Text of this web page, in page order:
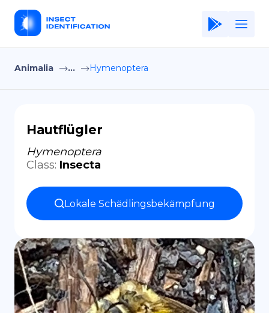
Home
Terms of Use
Privacy Policy
EN
FR
ES
Animalia ... Hymenoptera
Hautflügler
Hymenoptera
Class: Insecta
Lokale Schädlingsbekämpfung